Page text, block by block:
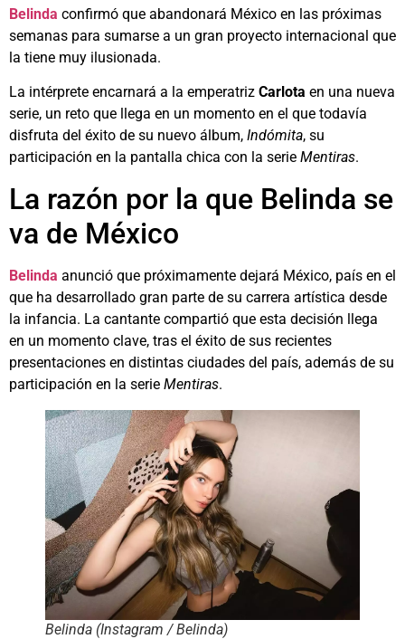
Belinda confirmó que abandonará México en las próximas
semanas para sumarse a un gran proyecto internacional que
la tiene muy ilusionada.
La intérprete encarnará a la emperatriz Carlota en una nueva
serie, un reto que llega en un momento en el que todavía
disfruta del éxito de su nuevo álbum, Indómita, su
participación en la pantalla chica con la serie Mentiras.
La razón por la que Belinda se
va de México
Belinda anunció que próximamente dejará México, país en el
que ha desarrollado gran parte de su carrera artística desde
la infancia. La cantante compartió que esta decisión llega
en un momento clave, tras el éxito de sus recientes
presentaciones en distintas ciudades del país, además de su
participación en la serie Mentiras.
Belinda (Instagram / Belinda)